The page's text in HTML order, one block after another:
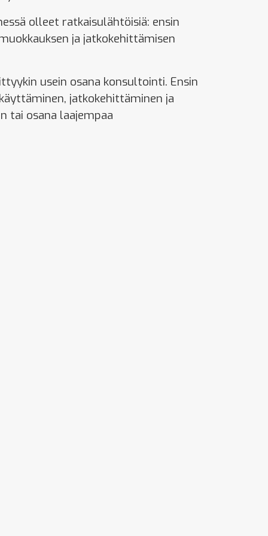
olleet ratkaisulähtöisiä: ensin
ja jatkokehittämisen
usein osana konsultointi. Ensin
jatkokehittäminen ja
tai osana laajempaa